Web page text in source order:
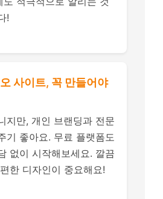
!
사이트, 꼭 만들어야
지만, 개인 브랜딩과 전문
기 좋아요. 무료 플랫폼도
없이 시작해보세요. 깔끔
한 디자인이 중요해요!